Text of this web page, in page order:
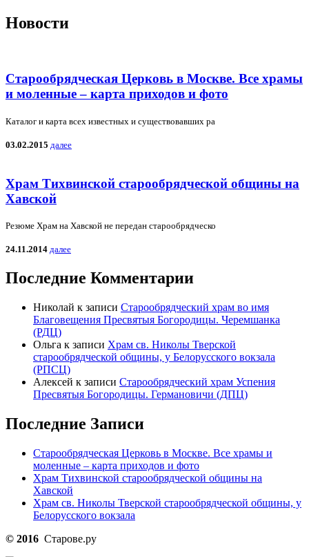
Новости
Старообрядческая Церковь в Москве. Все храмы
и моленные – карта приходов и фото
Каталог и карта всех известных и существовавших ра
03.02.2015 далее
Храм Тихвинской старообрядческой общины на
Хавской
Резюме Храм на Хавской не передан старообрядческо
24.11.2014 далее
Последние Комментарии
Николай к записи Старообрядческий храм во имя
Благовещения Пресвятыя Богородицы. Черемшанка
(РДЦ)
Ольга к записи Храм св. Николы Тверской
старообрядческой общины, у Белорусского вокзала
(РПСЦ)
Алексей к записи Старообрядческий храм Успения
Пресвятыя Богородицы. Германовичи (ДПЦ)
Последние Записи
Старообрядческая Церковь в Москве. Все храмы и
моленные – карта приходов и фото
Храм Тихвинской старообрядческой общины на
Хавской
Храм св. Николы Тверской старообрядческой общины, у
Белорусского вокзала
© 2016 Старове.ру